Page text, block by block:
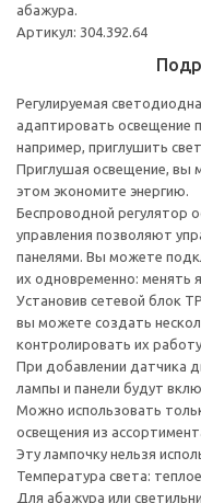
абажура.
Артикул: 304.392.64
Регулируемая
адаптировать освещение
например, приглушить
Приглушая освещение, вы
этом экономите энергию.
Беспроводной регулятор
управления позволяют
панелями. Вы можете
их одновременно: менять
Установив сетевой блок
вы можете создать
контролировать их работу.
При добавлении датчика
лампы и панели будут
Можно использовать
освещения из
Эту лампочку нельзя
Температура света: теплое
Для абажура или